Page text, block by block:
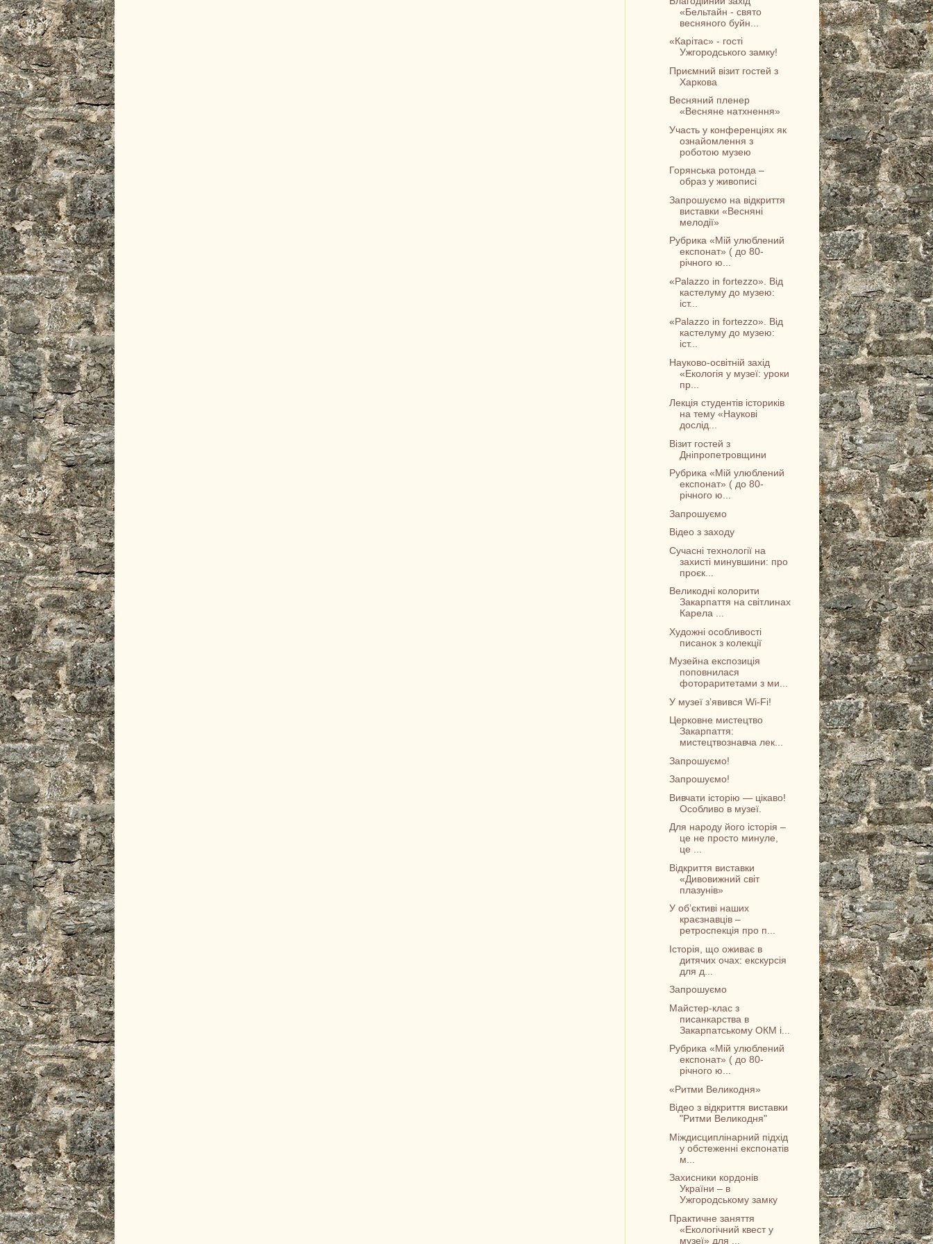
«Бельтайн - свято
весняного буйн...
«Карітас» - гості
Ужгородського замку!
Приємний візит гостей з
Харкова
Весняний пленер
«Весняне натхнення»
Участь у конференціях як
ознайомлення з
роботою музею
Горянська ротонда –
образ у живописі
Запрошуємо на відкриття
виставки «Весняні
мелодії»
Рубрика «Мій улюблений
експонат» ( до 80-
річного ю...
«Palazzo in fortezzo». Від
кастелуму до музею:
іст...
«Palazzo in fortezzo». Від
кастелуму до музею:
іст...
Науково-освітній захід
«Екологія у музеї: уроки
пр...
Лекція студентів істориків
на тему «Наукові
дослід...
Візит гостей з
Дніпропетровщини
Рубрика «Мій улюблений
експонат» ( до 80-
річного ю...
Запрошуємо
Відео з заходу
Сучасні технології на
захисті минувшини: про
проєк...
Великодні колорити
Закарпаття на світлинах
Карела ...
Художні особливості
писанок з колекції
Музейна експозиція
поповнилася
фотораритетами з ми...
У музеї зʼявився Wi-Fi!
Церковне мистецтво
Закарпаття:
мистецтвознавча лек...
Запрошуємо!
Запрошуємо!
Вивчати історію — цікаво!
Особливо в музеї.
Для народу його історія –
це не просто минуле,
це ...
Відкриття виставки
«Дивовижний світ
плазунів»
У об’єктиві наших
краєзнавців –
ретроспекція про п...
Історія, що оживає в
дитячих очах: екскурсія
для д...
Запрошуємо
Майстер-клас з
писанкарства в
Закарпатському ОКМ і...
Рубрика «Мій улюблений
експонат» ( до 80-
річного ю...
«Ритми Великодня»
Відео з відкриття виставки
"Ритми Великодня"
Міждисциплінарний підхід
у обстеженні експонатів
м...
Захисники кордонів
України – в
Ужгородському замку
Практичне заняття
«Екологічний квест у
музеї» для ...